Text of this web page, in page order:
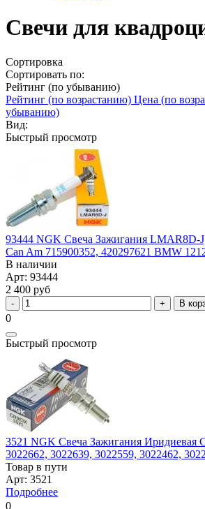
Свечи для
Сортировка
Сортировать по:
Рейтинг (по убыванию)
Рейтинг (по возрастанию) Цена (по
убыванию)
Вид:
Быстрый просмотр
93444 NGK Свеча Зажигания LMAR8D-
Can Am 715900352, 420297621 BMW
В наличии
Арт: 93444
2 400 руб
В
0
Быстрый просмотр
3521 NGK Свеча Зажигания Иридиевая
3022662, 3022639, 3022559, 3022462,
Товар в пути
Арт: 3521
Подробнее
0